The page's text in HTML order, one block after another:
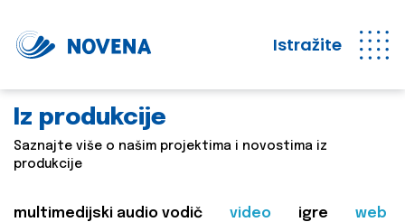
Istražite
Iz produkcije
Saznajte više o našim projektima i novostima iz
produkcije
multimedijski audio vodič video igre web